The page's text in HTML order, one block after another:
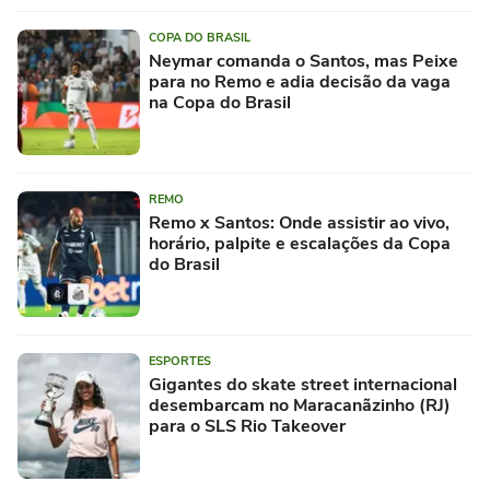
COPA DO BRASIL
Neymar comanda o Santos, mas Peixe
para no Remo e adia decisão da vaga
na Copa do Brasil
REMO
Remo x Santos: Onde assistir ao vivo,
horário, palpite e escalações da Copa
do Brasil
ESPORTES
Gigantes do skate street internacional
desembarcam no Maracanãzinho (RJ)
para o SLS Rio Takeover